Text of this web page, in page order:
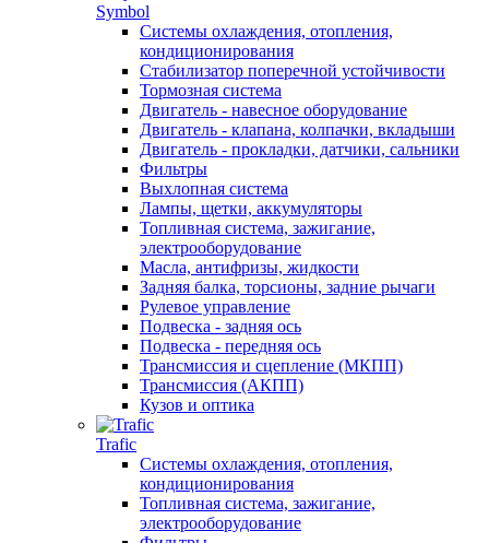
Symbol
Системы охлаждения, отопления,
кондиционирования
Стабилизатор поперечной устойчивости
Тормозная система
Двигатель - навесное оборудование
Двигатель - клапана, колпачки, вкладыши
Двигатель - прокладки, датчики, сальники
Фильтры
Выхлопная система
Лампы, щетки, аккумуляторы
Топливная система, зажигание,
электрооборудование
Масла, антифризы, жидкости
Задняя балка, торсионы, задние рычаги
Рулевое управление
Подвеска - задняя ось
Подвеска - передняя ось
Трансмиссия и сцепление (МКПП)
Трансмиссия (АКПП)
Кузов и оптика
Trafic
Системы охлаждения, отопления,
кондиционирования
Топливная система, зажигание,
электрооборудование